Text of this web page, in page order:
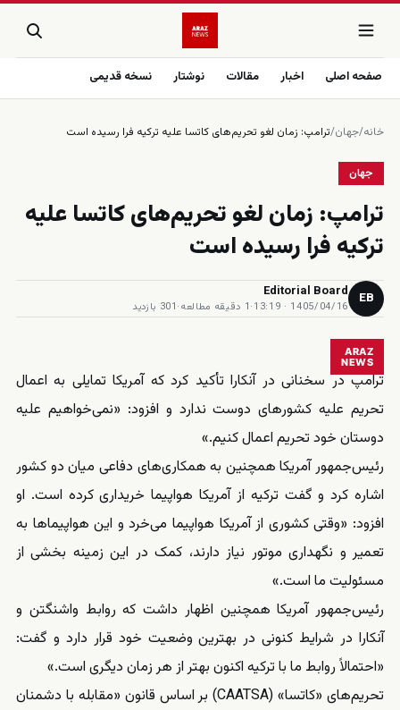
صفحه اصلی اخبار مقالات نوشتار نسخه قدیمی
خانه/جهان/ترامپ: زمان لغو تحریم‌های کاتسا علیه ترکیه فرا رسیده است
جهان
ترامپ: زمان لغو تحریم‌های کاتسا علیه
ترکیه فرا رسیده است
EB
Editorial Board
1405/04/16 · 13:19
·1 دقیقه مطالعه ·301 بازدید
ARAZ
NEWS
ترامپ در سخنانی در آنکارا تأکید کرد که آمریکا تمایلی به اعمال
تحریم علیه کشورهای دوست ندارد و افزود: «نمی‌خواهیم علیه
دوستان خود تحریم اعمال کنیم.»
رئیس‌جمهور آمریکا همچنین به همکاری‌های دفاعی میان دو کشور
اشاره کرد و گفت ترکیه از آمریکا هواپیما خریداری کرده است. او
افزود: «وقتی کشوری از آمریکا هواپیما می‌خرد و این هواپیماها به
تعمیر و نگهداری موتور نیاز دارند، کمک در این زمینه بخشی از
مسئولیت ما است.»
رئیس‌جمهور آمریکا همچنین اظهار داشت که روابط واشنگتن و
آنکارا در شرایط کنونی در بهترین وضعیت خود قرار دارد و گفت:
«احتمالاً روابط ما با ترکیه اکنون بهتر از هر زمان دیگری است.»
تحریم‌های «کاتسا» (CAATSA) بر اساس قانون «مقابله با دشمنان